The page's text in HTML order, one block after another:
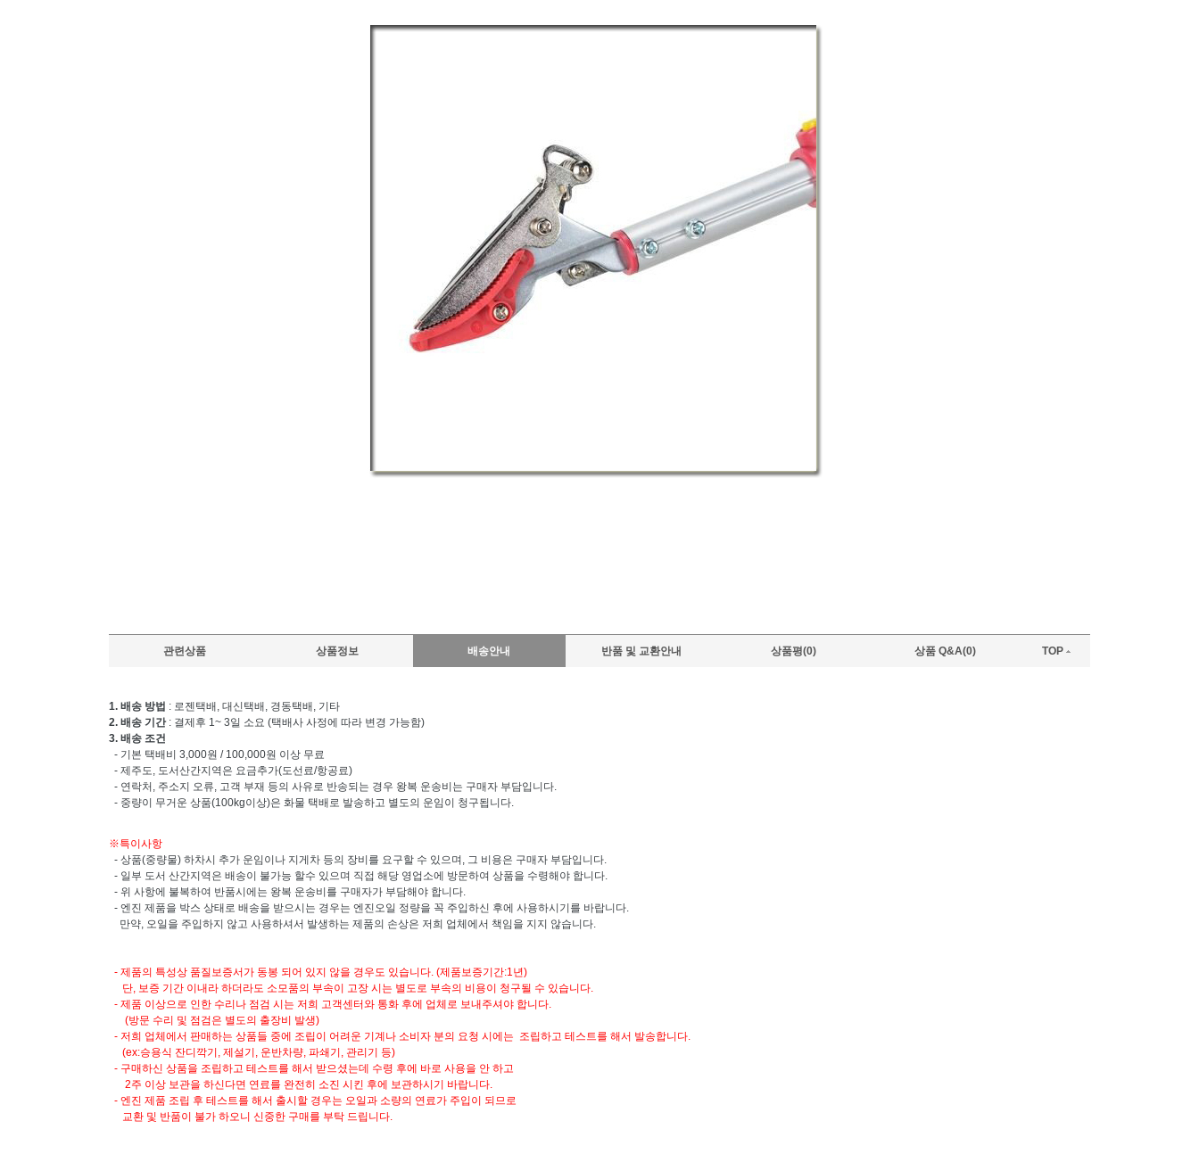
관련상품 상품정보 배송안내 반품 및 교환안내 상품평(0) 상품 Q&A(0) TOP
1. 배송 방법 : 로젠택배, 대신택배, 경동택배, 기타
2. 배송 기간 : 결제후 1~ 3일 소요 (택배사 사정에 따라 변경 가능함)
3. 배송 조건
- 기본 택배비 3,000원 / 100,000원 이상 무료
- 제주도, 도서산간지역은 요금추가(도선료/항공료)
- 연락처, 주소지 오류, 고객 부재 등의 사유로 반송되는 경우 왕복 운송비는 구매자 부담입니다.
- 중량이 무거운 상품(100kg이상)은 화물 택배로 발송하고 별도의 운임이 청구됩니다.
※특이사항
- 상품(중량물) 하차시 추가 운임이나 지게차 등의 장비를 요구할 수 있으며, 그 비용은 구매자 부담입니다.
- 일부 도서 산간지역은 배송이 불가능 할수 있으며 직접 해당 영업소에 방문하여 상품을 수령해야 합니다.
- 위 사항에 불복하여 반품시에는 왕복 운송비를 구매자가 부담해야 합니다.
- 엔진 제품을 박스 상태로 배송을 받으시는 경우는 엔진오일 정량을 꼭 주입하신 후에 사용하시기를 바랍니다.
만약, 오일을 주입하지 않고 사용하셔서 발생하는 제품의 손상은 저희 업체에서 책임을 지지 않습니다.
- 제품의 특성상 품질보증서가 동봉 되어 있지 않을 경우도 있습니다. (제품보증기간:1년)
단, 보증 기간 이내라 하더라도 소모품의 부속이 고장 시는 별도로 부속의 비용이 청구될 수 있습니다.
- 제품 이상으로 인한 수리나 점검 시는 저희 고객센터와 통화 후에 업체로 보내주셔야 합니다.
(방문 수리 및 점검은 별도의 출장비 발생)
- 저희 업체에서 판매하는 상품들 중에 조립이 어려운 기계나 소비자 분의 요청 시에는 조립하고 테스트를 해서 발송합니다.
(ex:승용식 잔디깍기, 제설기, 운반차량, 파쇄기, 관리기 등)
- 구매하신 상품을 조립하고 테스트를 해서 받으셨는데 수령 후에 바로 사용을 안 하고
2주 이상 보관을 하신다면 연료를 완전히 소진 시킨 후에 보관하시기 바랍니다.
- 엔진 제품 조립 후 테스트를 해서 출시할 경우는 오일과 소량의 연료가 주입이 되므로
교환 및 반품이 불가 하오니 신중한 구매를 부탁 드립니다.